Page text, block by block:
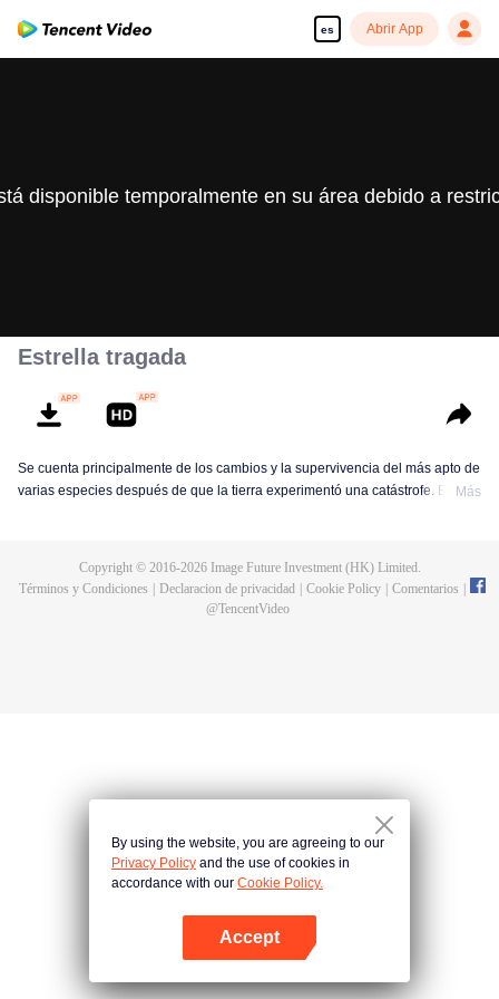
es Abrir App
disponible temporalmente en su área debido a
Estrella tragada
Se cuenta principalmente de los cambios y la supervivencia del más apto de
varias especies después de que la tierra experimentó una catástrofe. El
en una bestia devoradora de estrellas, crió un clon humano en el cuerpo
interior. Después, salió de la tierra hacia el universo.
Más
Copyright © 2016-2026Image Future Investment (HK) Limited.
Términos y Condiciones
Declaracion de privacidad Cookie Policy Comentarios
@TencentVideo
By using the website, you are agreeing to our
Privacy Policy and the use of cookies in
accordance with our Cookie Policy.
Accept